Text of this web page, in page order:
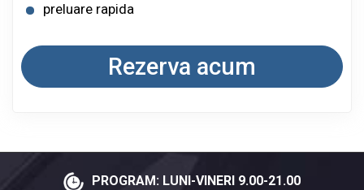
preluare rapida
Rezerva acum
PROGRAM: LUNI-VINERI 9.00-21.00